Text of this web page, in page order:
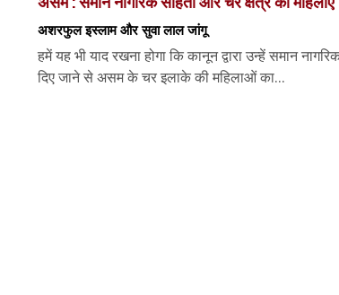
अशरफुल इस्लाम और सुवा लाल जांगू
हमें यह भी याद रखना होगा कि कानून द्वारा उन्हें समान
दिए जाने से असम के चर इलाके की महिलाओं का...